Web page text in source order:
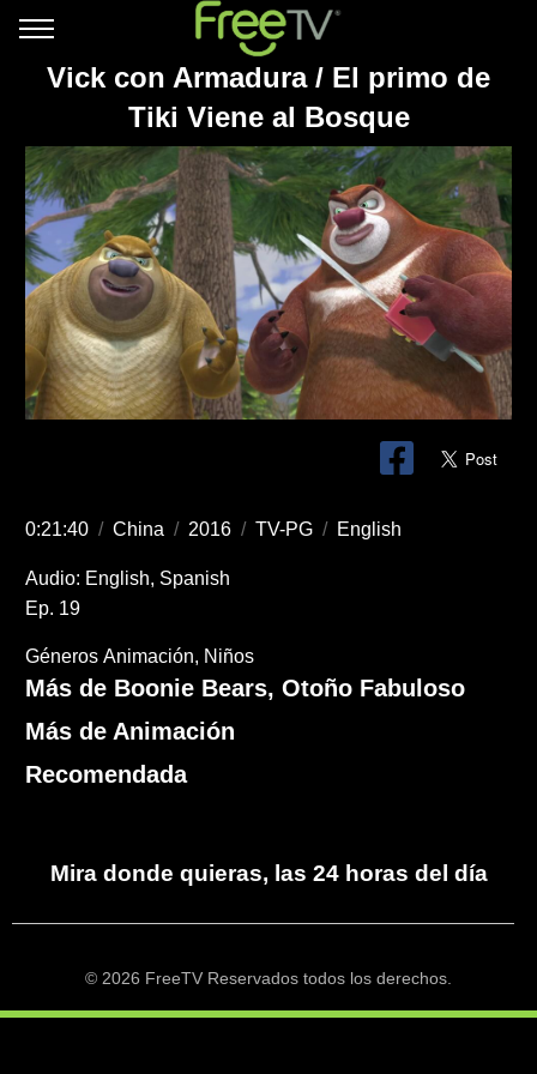
Vick con Armadura / El primo de
Tiki Viene al Bosque
0:21:40 / China / 2016 / TV-PG / English
Audio: English, Spanish
Ep. 19
Géneros Animación Niños
Más de Boonie Bears, Otoño Fabuloso
Más de Animación
Recomendada
Mira donde quieras, las 24 horas del día
© 2026 FreeTV Reservados todos los derechos.